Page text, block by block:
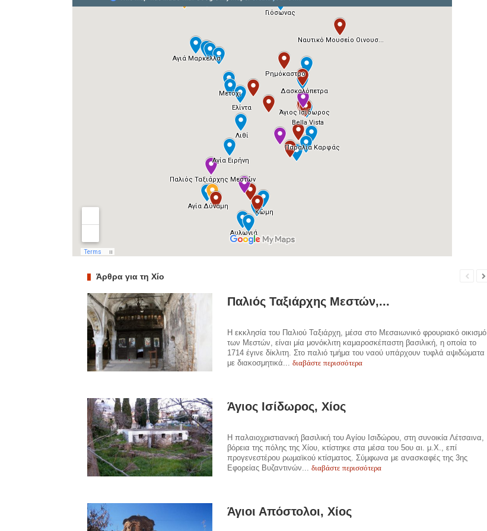
Άρθρα για τη Χίο
Παλιός Ταξιάρχης Μεστών,...
Η εκκλησία του Παλιού Ταξιάρχη, μέσα στο Μεσαιωνικό φρουριακό οικισμό
των Μεστών, είναι μία μονόκλιτη καμαροσκέπαστη βασιλική, η οποία το
1714 έγινε δίκλιτη. Στο παλιό τμήμα του ναού υπάρχουν τυφλά αψιδώματα
με διακοσμητικά...διαβάστε περισσότερα
Άγιος Ισίδωρος, Χίος
Η παλαιοχριστιανική βασιλική του Αγίου Ισιδώρου, στη συνοικία Λέτσαινα,
βόρεια της πόλης της Χίου, κτίστηκε στα μέσα του 5ου αι. μ.Χ., επί
προγενεστέρου ρωμαϊκού κτίσματος. Σύμφωνα με ανασκαφές της 3ης
Εφορείας Βυζαντινών...διαβάστε περισσότερα
Άγιοι Απόστολοι, Χίος